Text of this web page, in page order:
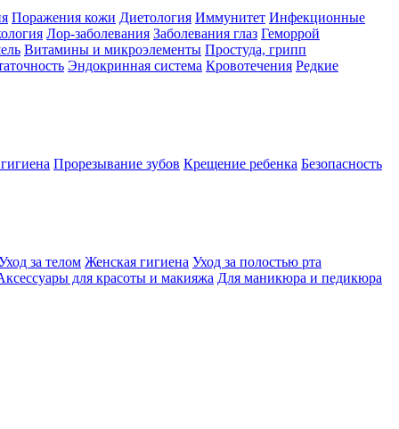
Поражения кожи Диетология Иммунитет Инфекционные
Лор-заболевания Заболевания глаз Геморрой
Витамины и микроэлементы Простуда, грипп
Эндокринная система Кровотечения Редкие
Прорезывание зубов Крещение ребенка Безопасность
за телом Женская гигиена Уход за полостью рта
для красоты и макияжа Для маникюра и педикюра